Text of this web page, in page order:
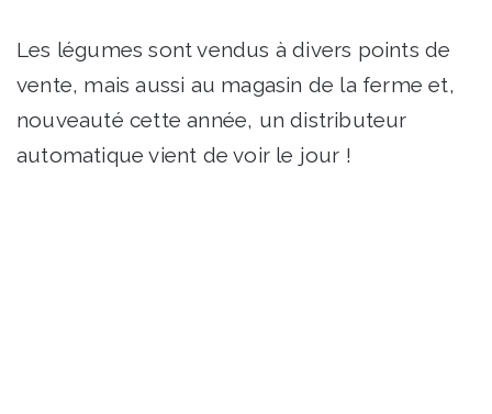
Les légumes sont vendus à divers points de
vente, mais aussi au magasin de la ferme et,
nouveauté cette année, un distributeur
automatique vient de voir le jour !